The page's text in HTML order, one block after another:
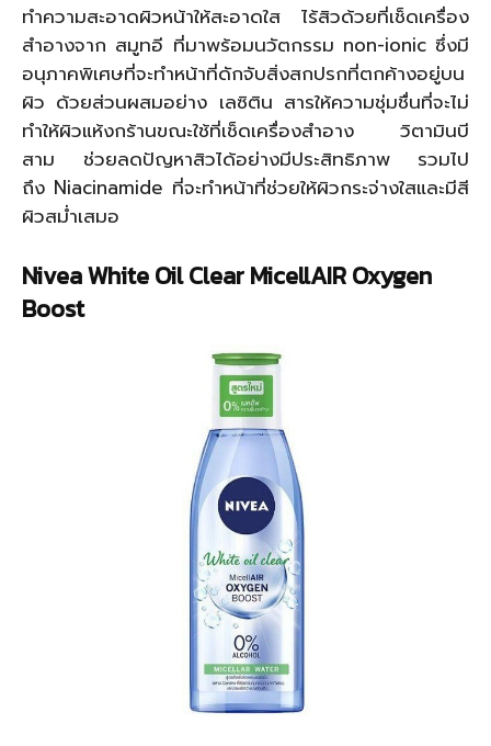
ทำความสะอาดผิวหน้าให้สะอาดใส ไร้สิวด้วยที่เช็ดเครื่อง
สำอางจาก สมูทอี ที่มาพร้อมนวัตกรรม non-ionic ซึ่งมี
อนุภาคพิเศษที่จะทำหน้าที่ดักจับสิ่งสกปรกที่ตกค้างอยู่บน
ผิว ด้วยส่วนผสมอย่าง เลซิติน สารให้ความชุ่มชื่นที่จะไม่
ทำให้ผิวแห้งกร้านขณะใช้ที่เช็ดเครื่องสำอาง วิตามินบี
สาม ช่วยลดปัญหาสิวได้อย่างมีประสิทธิภาพ รวมไป
ถึง Niacinamide ที่จะทำหน้าที่ช่วยให้ผิวกระจ่างใสและมีสี
ผิวสม่ำเสมอ
Nivea White Oil Clear MicellAIR Oxygen
Boost